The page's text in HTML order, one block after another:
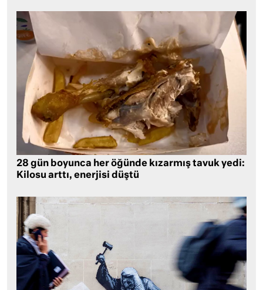
28 gün boyunca her öğünde kızarmış tavuk yedi:
Kilosu arttı, enerjisi düştü